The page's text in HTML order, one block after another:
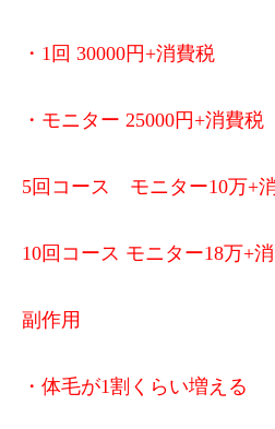
・1回 30000円+消費税
・モニター 25000円+消費税
5回コース モニター10万+
10回コース モニター18万+
副作用
・体毛が1割くらい増える